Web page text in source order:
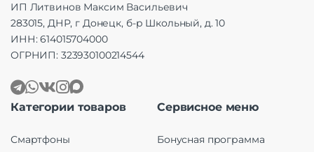
ИП Литвинов Максим Васильевич
283015, ДНР, г Донецк, б-р Школьный, д. 10
ИНН: 614015704000
ОГРНИП: 323930100214544
Категории товаров
Смартфоны
Сервисное меню
Бонусная программа